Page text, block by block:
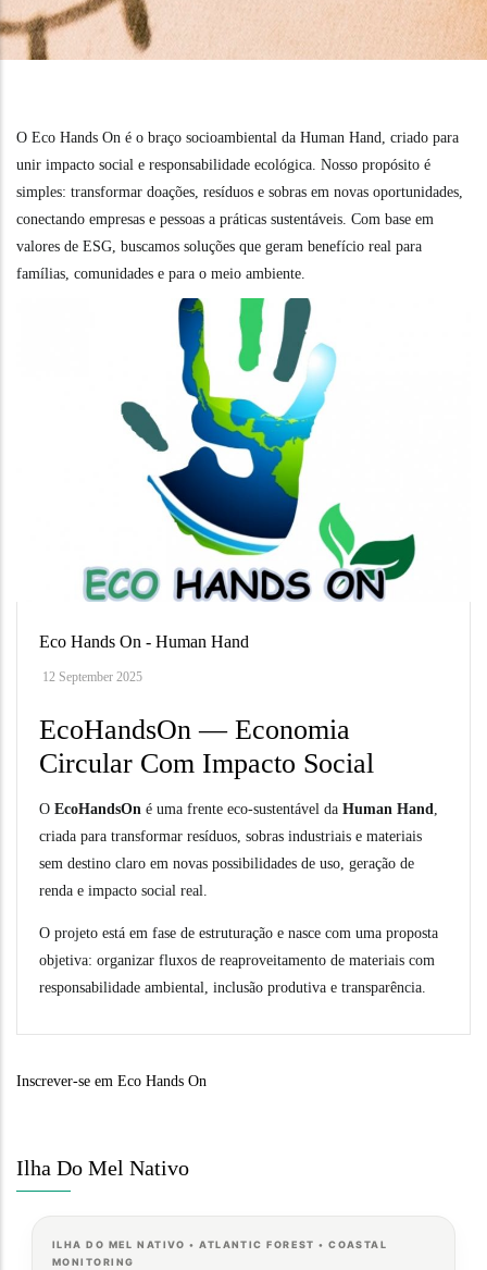
O Eco Hands On é o braço socioambiental da Human Hand, criado para
unir impacto social e responsabilidade ecológica. Nosso propósito é
simples: transformar doações, resíduos e sobras em novas oportunidades,
conectando empresas e pessoas a práticas sustentáveis. Com base em
valores de ESG, buscamos soluções que geram benefício real para
famílias, comunidades e para o meio ambiente.
Eco Hands On - Human Hand
12 September 2025
EcoHandsOn — Economia
Circular Com Impacto Social
O EcoHandsOn é uma frente eco-sustentável da Human Hand,
criada para transformar resíduos, sobras industriais e materiais
sem destino claro em novas possibilidades de uso, geração de
renda e impacto social real.
O projeto está em fase de estruturação e nasce com uma proposta
objetiva: organizar fluxos de reaproveitamento de materiais com
responsabilidade ambiental, inclusão produtiva e transparência.
Inscrever-se em Eco Hands On
Ilha Do Mel Nativo
ILHA DO MEL NATIVO • ATLANTIC FOREST • COASTAL
MONITORING